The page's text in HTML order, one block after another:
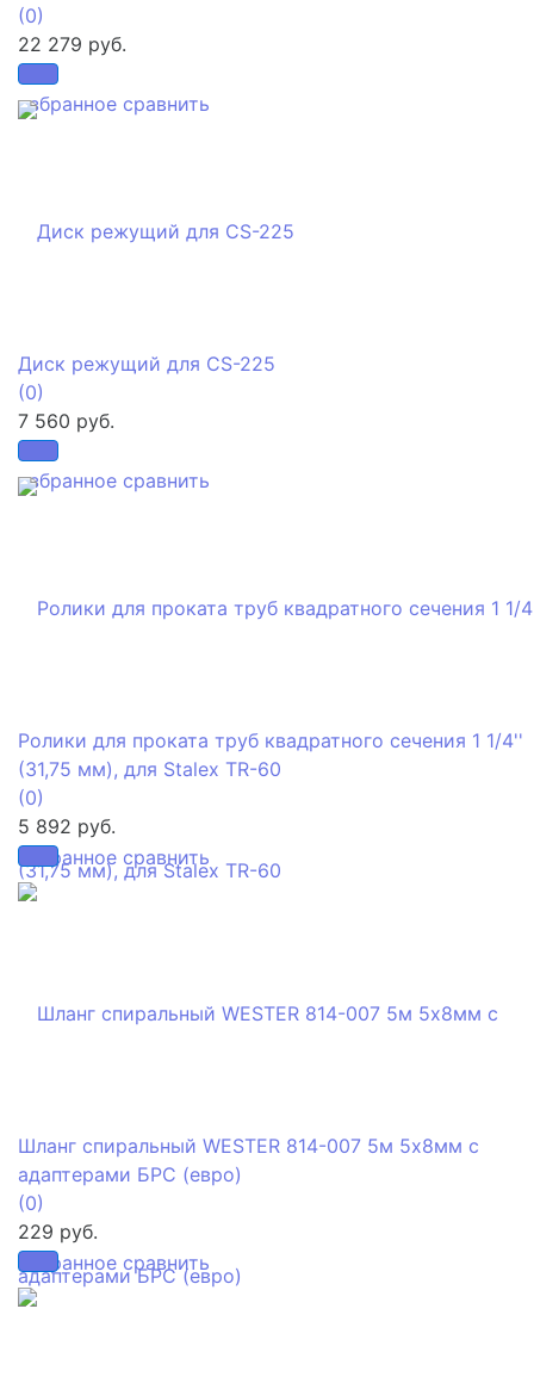
избранное сравнить
(0)
22 279 руб.
избранное сравнить
Диск режущий для CS-225
(0)
7 560 руб.
избранное сравнить
Ролики для проката труб квадратного сечения 1 1/4''
(31,75 мм), для Stalex TR-60
(0)
5 892 руб.
избранное сравнить
Шланг спиральный WESTER 814-007 5м 5х8мм с
адаптерами БРС (евро)
(0)
229 руб.